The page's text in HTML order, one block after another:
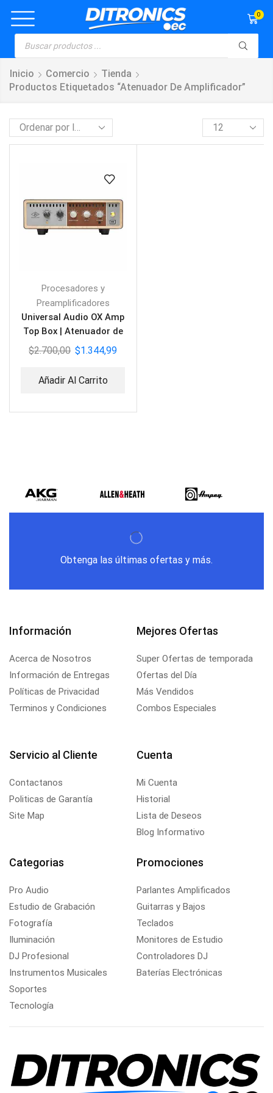
0
Inicio Comercio
Tienda
Productos Etiquetados “atenuador De Amplificador”
Procesadores y
Preamplificadores
Universal Audio OX Amp
Top Box | Atenuador de
Amplificador
$2.700,00 $1.344,99
Añadir Al Carrito
Obtenga las últimas ofertas y más.
Información
Acerca de Nosotros
Información de Entregas
Políticas de Privacidad
Terminos y Condiciones
Mejores Ofertas
Super Ofertas de temporada
Ofertas del Día
Más Vendidos
Combos Especiales
Servicio al Cliente
Contactanos
Politicas de Garantía
Site Map
Cuenta
Mi Cuenta
Historial
Lista de Deseos
Blog Informativo
Categorias
Pro Audio
Estudio de Grabación
Fotografía
Iluminación
DJ Profesional
Instrumentos Musicales
Soportes
Tecnología
Promociones
Parlantes Amplificados
Guitarras y Bajos
Teclados
Monitores de Estudio
Controladores DJ
Baterías Electrónicas